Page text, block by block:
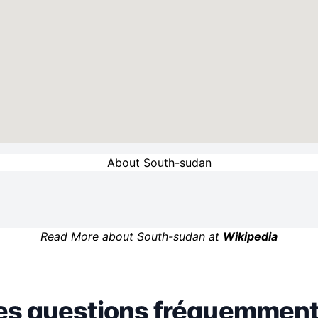
About South-sudan
Read More about South-sudan at Wikipedia
questions